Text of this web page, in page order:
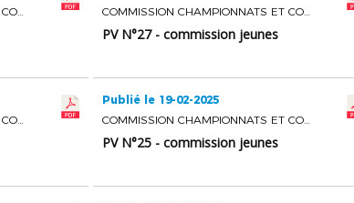
COMMISSION CHAMPIONNATS ET COUPES JEUNES
COMMISSION CHAMPIONNATS ET COUPES JEUNES
PV N°27 - commission jeunes
COMMISSION CHAMPIONNATS ET COUPES JEUNES
Publié le 19-02-2025
COMMISSION CHAMPIONNATS ET COUPES JEUNES
PV N°25 - commission jeunes